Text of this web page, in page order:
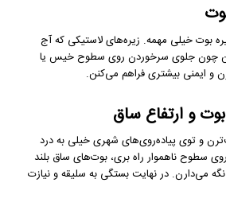
بوت خیلی مهمه. زیره‌های لاستیکی که آج
چون جلوی سرخوردن روی سطوح خیس یا
ایمنی بیشتری فراهم می‌کنن.
و ارتفاع ساق
و توی پیاده‌روی‌های شهری خیلی به درد
سطوح ناهموار راه بری، بوت‌های ساق بلند
می‌دارن. در نهایت بستگی به سلیقه و نیازت